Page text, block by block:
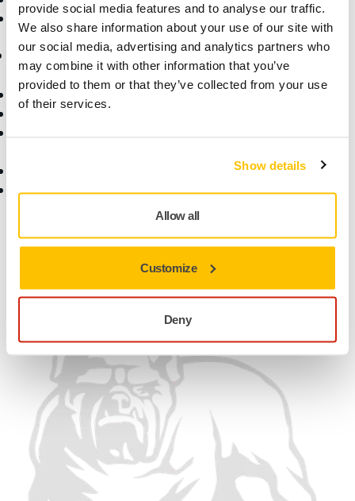
provide social media features and to analyse our traffic.
We also share information about your use of our site with
our social media, advertising and analytics partners who
may combine it with other information that you’ve
provided to them or that they’ve collected from your use
of their services.
Show details
Allow all
Customize
Deny
myMirka-appen
For media
For partnere
Nettbutikk
Returnere en vare
Kundeservice
Retur av Mirkas
batteridrevne maskiner og
Finn oss
Vi aksepterer